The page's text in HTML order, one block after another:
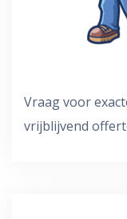
Vraag voor
vrijblijvend